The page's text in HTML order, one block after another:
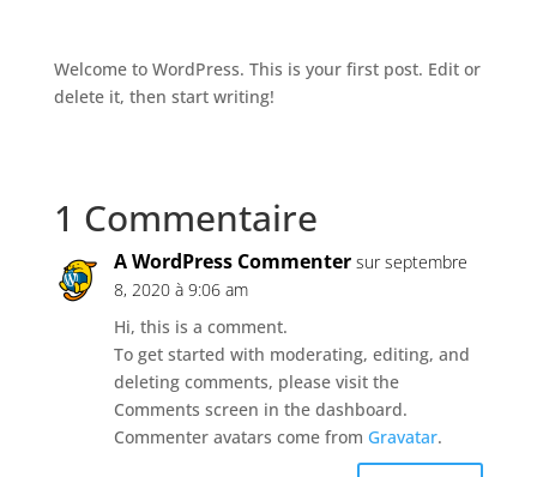
Welcome to WordPress. This is your first post. Edit or
delete it, then start writing!
1 Commentaire
A WordPress Commenter sur septembre
8, 2020 à 9:06 am
Hi, this is a comment.
To get started with moderating, editing, and
deleting comments, please visit the
Comments screen in the dashboard.
Commenter avatars come from Gravatar.